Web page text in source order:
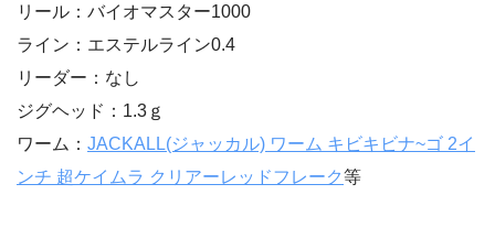
リール：バイオマスター1000
ライン：エステルライン0.4
リーダー：なし
ジグヘッド：1.3ｇ
ワーム： JACKALL(ジャッカル) ワーム キビキビナ~ゴ 2イ
ンチ 超ケイムラ クリアーレッドフレーク等